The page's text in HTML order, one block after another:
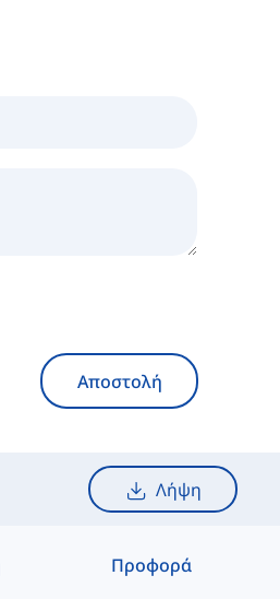
Αποστολή
Λήψη
Προφορά